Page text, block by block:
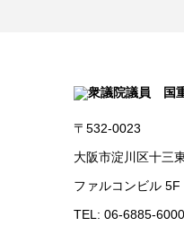
〒532-0023
大阪市淀川区十三
ファルコンビル 5F
TEL: 06-6885-6000